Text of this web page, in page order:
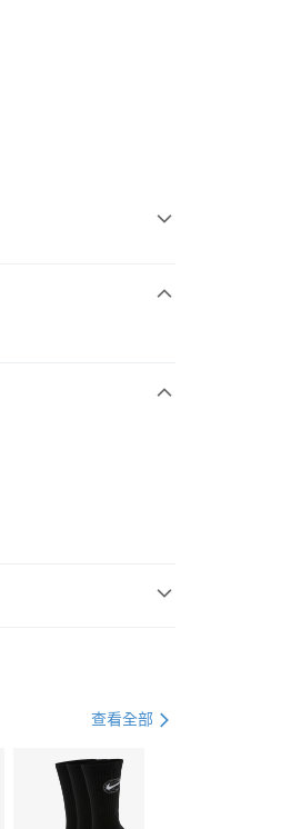
跳轉至「AFTEE先享後
查看全部